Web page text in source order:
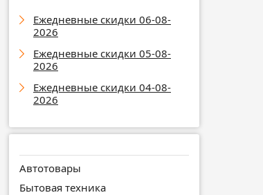
Ежедневные скидки 06-08-
2026
Ежедневные скидки 05-08-
2026
Ежедневные скидки 04-08-
2026
Автотовары
Бытовая техника